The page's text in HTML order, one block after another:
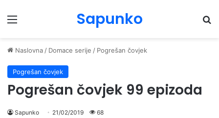
Menu Sapunko
Naslovna / Domace serije / Pogrešan čovjek
Pogrešan čovjek
Pogrešan čovjek 99 epizoda
Sapunko 21/02/2019 68